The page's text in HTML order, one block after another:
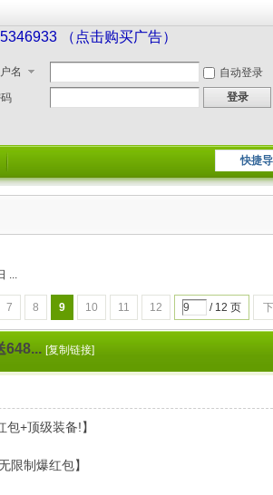
（点击购买广告）
名 自动登录
登录
快捷
...
7 8 9 10 11 12 / 12 页
648... [复制链接]
+顶级装备!】
限制爆红包】